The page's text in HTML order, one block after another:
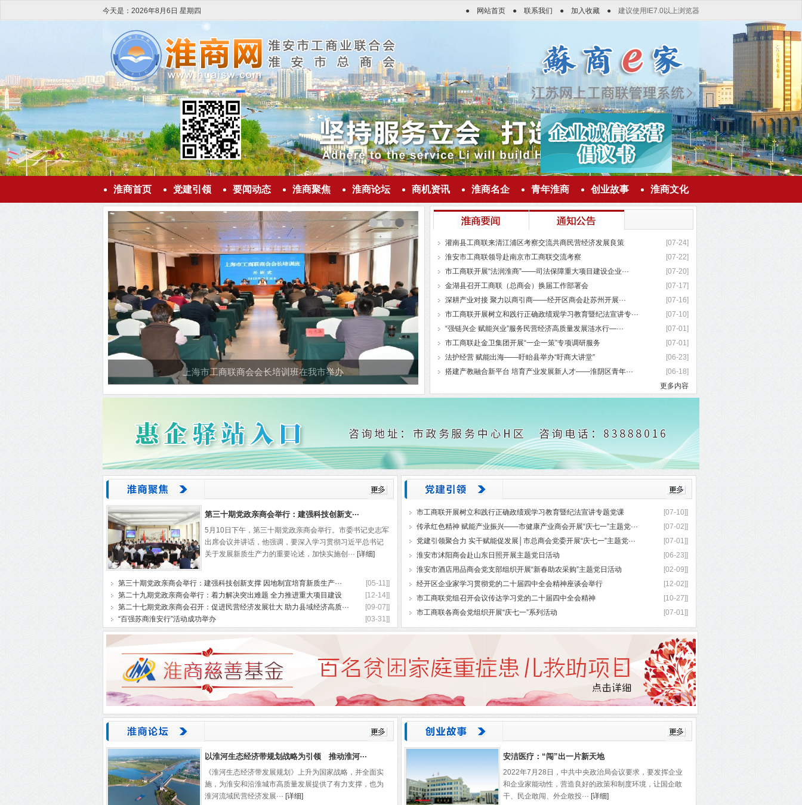
今天是： 2026年8 月 6 日 星期四 ● 网站首页 ● 联系我们 ● 加入收藏 ● 建议使用IE7.0以上浏览器
淮商首页 党建引领 要闻动态 淮商聚焦 淮商论坛 商机资讯 淮商名企 青年淮商 创业故事 淮商文化
上海市工商联商会会长培训班在我市举办
灌南县工商联来清江浦区考察交流共商民营经济发展良策
[07-24]
淮安市工商联领导赴南京市工商联交流考察
[07-22]
市工商联开展“法润淮商”——司法保障重大项目建设企业···
[07-20]
金湖县召开工商联（总商会）换届工作部署会
[07-17]
深耕产业对接 聚力以商引商——经开区商会赴苏州开展···
[07-16]
市工商联开展树立和践行正确政绩观学习教育暨纪法宣讲专···
[07-10]
“强链兴企 赋能兴业”服务民营经济高质量发展涟水行—···
[07-01]
市工商联赴金卫集团开展“一企一策”专项调研服务
[07-01]
法护经营 赋能出海——盱眙县举办“盱商大讲堂”
[06-23]
搭建产教融合新平台 培育产业发展新人才——淮阴区青年···
[06-18]
更多内容
​第三十期党政亲商会举行：建强科技创新支···
5月10日下午，第三十期党政亲商会举行。市委书记史志军
出席会议并讲话，他强调，要深入学习贯彻习近平总书记
关于发展新质生产力的重要论述，加快实施创··· [详细]
​第三十期党政亲商会举行：建强科技创新支撑 因地制宜培育新质生产···
[05-11]]
第二十九期党政亲商会举行：着力解决突出难题 全力推进重大项目建设
[12-14]]
第二十七期党政亲商会召开：促进民营经济发展壮大 助力县域经济高质···
[09-07]]
“百强苏商淮安行”活动成功举办
[03-31]]
市工商联开展树立和践行正确政绩观学习教育暨纪法宣讲专题党课
[07-10]]
传承红色精神 赋能产业振兴——市健康产业商会开展“庆七一”主题党···
[07-02]]
党建引领聚合力 实干赋能促发展│市总商会党委开展“庆七一”主题党···
[07-01]]
淮安市沭阳商会赴山东日照开展主题党日活动
[06-23]]
淮安市酒店用品商会党支部组织开展“新春助农采购”主题党日活动
[02-09]]
经开区企业家学习贯彻党的二十届四中全会精神座谈会举行
[12-02]]
市工商联党组召开会议传达学习党的二十届四中全会精神
[10-27]]
市工商联各商会党组织开展“庆七一”系列活动
[07-01]]
以淮河生态经济带规划战略为引领 推动淮河···
《淮河生态经济带发展规划》上升为国家战略，并全面实
施，为淮安和沿淮城市高质量发展提供了有力支撑，也为
淮河流域民营经济发展··· [详细]
安洁医疗：“闯”出一片新天地
2022年7月28日，中共中央政治局会议要求，要发挥企业
和企业家能动性，营造良好的政策和制度环境，让国企敢
干、民企敢闯、外企敢投··· [详细]